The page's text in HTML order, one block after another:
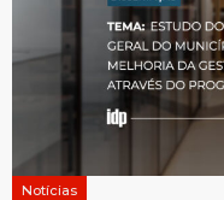
Notícias